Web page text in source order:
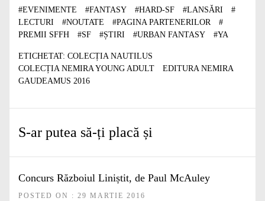
#EVENIMENTE #FANTASY #HARD-SF #LANSĂRI
#
LECTURI
#NOUTATE #PAGINA PARTENERILOR
#
PREMII SFFH
#SF #ȘTIRI #URBAN FANTASY #YA
ETICHETAT: COLECȚIA NAUTILUS
COLECȚIA NEMIRA YOUNG ADULT
EDITURA NEMIRA
GAUDEAMUS 2016
S-ar putea să-ți placă și
Concurs Războiul Liniștit, de Paul McAuley
POSTED ON : 29 MARTIE 2016